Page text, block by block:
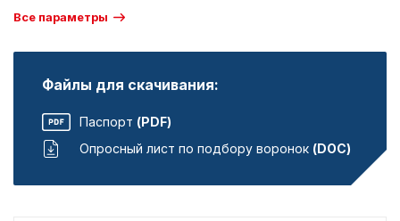
Все параметры
Файлы для скачивания:
Паспорт (PDF)
Опросный лист по подбору воронок (DOC)